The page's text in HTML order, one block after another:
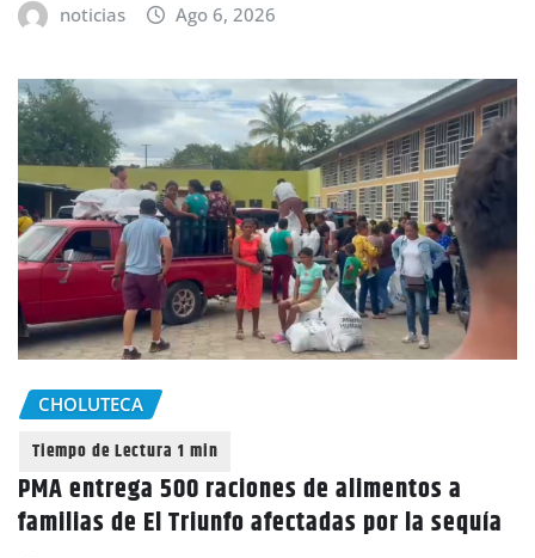
noticias Ago 6, 2026
CHOLUTECA
PMA entrega 500 raciones de alimentos a
familias de El Triunfo afectadas por la sequía